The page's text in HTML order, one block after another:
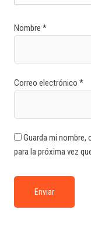
Nombre *
Correo electrónico *
Guarda mi
para la próxima vez